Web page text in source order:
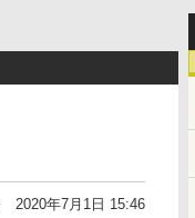
2020年7月1日 15:46